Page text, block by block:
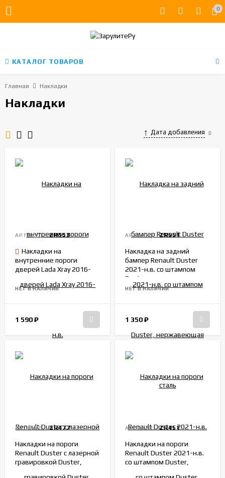
0
КАТАЛОГ ТОВАРОВ
Главная Накладки
Накладки
Дата добавления
АРТИКУЛ: ZR553
Накладки на
внутренние пороги
дверей Lada Xray 2016-
НЕТ В НАЛИЧИИ
1 590₽
АРТИКУЛ: ZR551
Накладка на задний
бампер Renault Duster
2021-н.в. со штампом
Duster, нержавеющая
сталь
НЕТ В НАЛИЧИИ
1 350₽
АРТИКУЛ: ZR477
Накладки на пороги
Renault Duster с лазерной
гравировкой Duster,
АРТИКУЛ: ZR451
Накладки на пороги
Renault Duster 2021-н.в.
со штампом Duster,